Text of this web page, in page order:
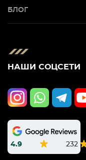
БЛОГ
НАШИ СОЦСЕТИ
4.9 232